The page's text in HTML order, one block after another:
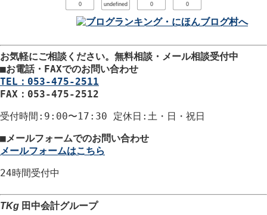
0 undefined 0 0
お気軽にご相談ください。 無料相談・メール相談受付中
■お電話・FAXでのお問い合わせ
TEL：053-475-2511
FAX：053-475-2512
受付時間 :9:00〜17:30 定休日 :土・日・祝日
■メールフォームでのお問い合わせ
メールフォームはこちら
24時間受付中
TKg 田中会計グループ